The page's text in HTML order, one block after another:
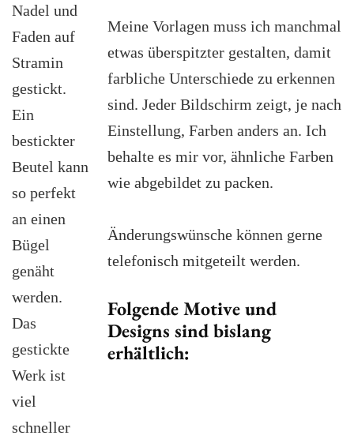
Nadel und
Faden auf
Stramin
gestickt.
Ein
bestickter
Beutel kann
so perfekt
an einen
Bügel
genäht
werden.
Das
gestickte
Werk ist
viel
schneller
Meine Vorlagen muss ich manchmal
etwas überspitzter gestalten, damit
farbliche Unterschiede zu erkennen
sind. Jeder Bildschirm zeigt, je nach
Einstellung, Farben anders an. Ich
behalte es mir vor, ähnliche Farben
wie abgebildet zu packen.
Änderungswünsche können gerne
telefonisch mitgeteilt werden.
Folgende Motive und
Designs sind bislang
erhältlich: